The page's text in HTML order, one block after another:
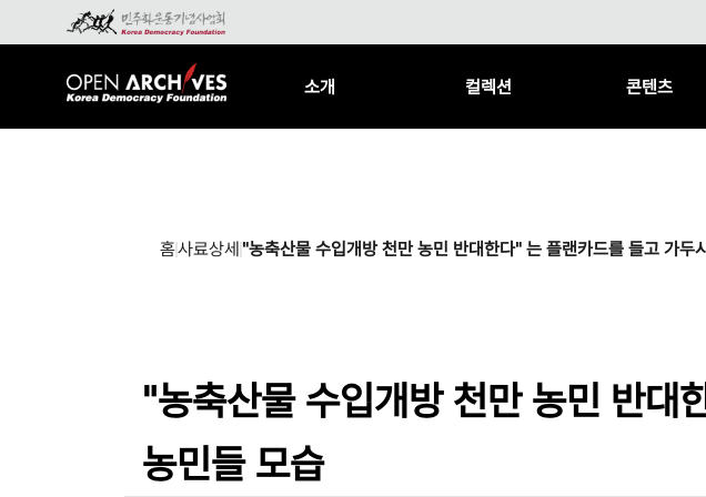
소개 컬렉션 콘텐츠
홈사료상세 "농축산물 수입개방 천만 농민 반대한다" 는 플랜카드를 들고 가두
"농축산물 수입개방 천만 농민 반대
농민들 모습